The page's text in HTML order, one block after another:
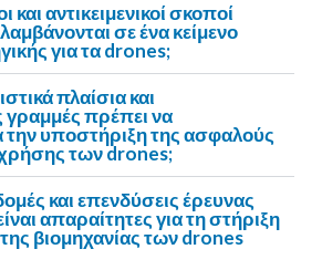
και αντικειμενικοί σκοποί
σε ένα κείμενο
για τα drones;
πλαίσια και
γραμμές πρέπει να
την υποστήριξη της ασφαλούς
των drones;
και επενδύσεις έρευνας
απαραίτητες για τη στήριξη
βιομηχανίας των drones